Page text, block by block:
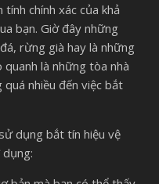
chính xác của khả
bạn. Giờ đây những
rừng già hay là những
là những tòa nhà
nhiều đến việc bắt
dụng bắt tín hiệu vệ